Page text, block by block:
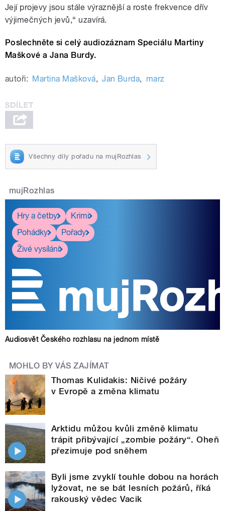
Její projevy jsou stále výraznější a roste frekvence dřív
výjimečných jevů,“ uzavírá.
Poslechněte si celý audiozáznam Speciálu Martiny
Maškové a Jana Burdy.
autoři: Martina Mašková, Jan Burda, marz
Všechny díly pořadu na mujRozhlas
mujRozhlas
Hry a četby
Krimi
Pohádky
Pořady
Živé vysílání
Audiosvět Českého rozhlasu na jednom místě
MOHLO BY VÁS ZAJÍMAT
Thomas Kulidakis: Ničivé požáry
v Evropě a změna klimatu
Arktidu můžou kvůli změně klimatu
trápit přibývající „zombie požáry“. Oheň
přezimuje pod sněhem
Byli jsme zvyklí touhle dobou na horách
lyžovat, ne se bát lesních požárů, říká
rakouský vědec Vacik